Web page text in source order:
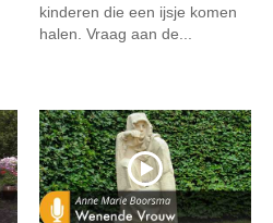
kinderen die een ijsje komen
halen. Vraag aan de...